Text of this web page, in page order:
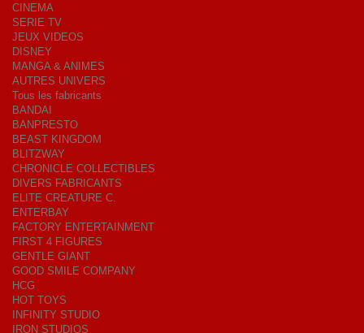
CINEMA
SERIE TV
JEUX VIDEOS
DISNEY
MANGA & ANIMES
AUTRES UNIVERS
Tous les fabricants
BANDAI
BANPRESTO
BEAST KINGDOM
BLITZWAY
CHRONICLE COLLECTIBLES
DIVERS FABRICANTS
ELITE CREATURE C.
ENTERBAY
FACTORY ENTERTAINMENT
FIRST 4 FIGURES
GENTLE GIANT
GOOD SMILE COMPANY
HCG
HOT TOYS
INFINITY STUDIO
IRON STUDIOS